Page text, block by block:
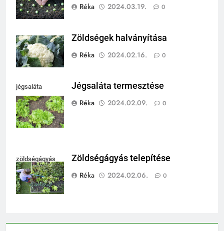
Réka
2024.03.19. 0
Zöldségek halványítása
Réka
2024.02.16. 0
jégsaláta
termesztése
Jégsaláta termesztése
Réka
2024.02.09. 0
zöldségágyás
Zöldségágyás telepítése
Réka
2024.02.06. 0